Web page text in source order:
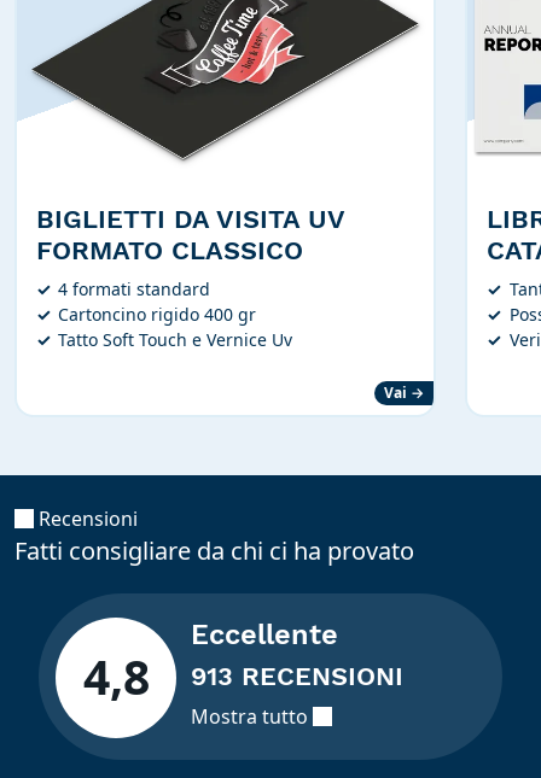
BIGLIETTI DA VISITA UV
FORMATO CLASSICO
4 formati standard
Cartoncino rigido 400 gr
Tatto Soft Touch e Vernice Uv
Vai →
Recensioni
Fatti consigliare da chi ci ha provato
4,8
Eccellente
913 RECENSIONI
Mostra tutto